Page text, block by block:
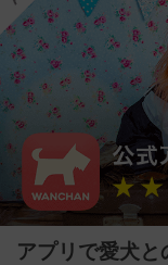
アプリで愛犬と